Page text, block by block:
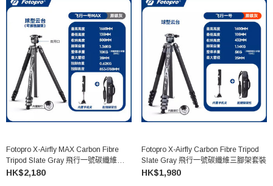
Fotopro X-Airfly MAX Carbon Fibre
Tripod Slate Gray 飛行一號碳纖維三腳
架套裝
HK$2,180
Fotopro X-Airfly Carbon Fibre Tripod
Slate Gray 飛行一號碳纖維三腳架套裝
HK$1,980